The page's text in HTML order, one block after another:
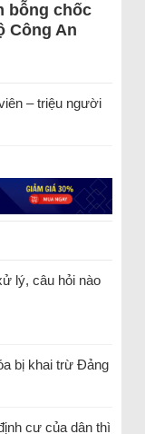
bỗng chốc
Công An
– triệu người
lý, câu hỏi nào
bị khai trừ Đảng
cư của dân thì